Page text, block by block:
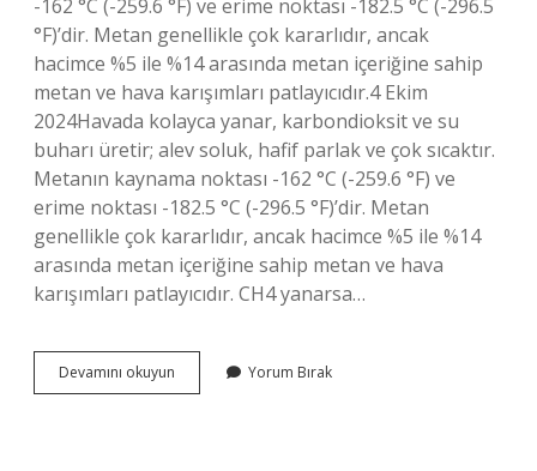
-162 °C (-259.6 °F) ve erime noktası -182.5 °C (-296.5
°F)’dir. Metan genellikle çok kararlıdır, ancak
hacimce %5 ile %14 arasında metan içeriğine sahip
metan ve hava karışımları patlayıcıdır.4 Ekim
2024Havada kolayca yanar, karbondioksit ve su
buharı üretir; alev soluk, hafif parlak ve çok sıcaktır.
Metanın kaynama noktası -162 °C (-259.6 °F) ve
erime noktası -182.5 °C (-296.5 °F)’dir. Metan
genellikle çok kararlıdır, ancak hacimce %5 ile %14
arasında metan içeriğine sahip metan ve hava
karışımları patlayıcıdır. CH4 yanarsa…
Devamını okuyun
Neden
Yorum Bırak